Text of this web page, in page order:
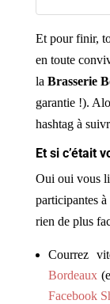
Et pour finir,
en toute
la Brasserie
garantie !).
hashtag à
Et si c’était
Oui oui vous
participantes
rien de plus
Courrez
Bordeaux
Facebook